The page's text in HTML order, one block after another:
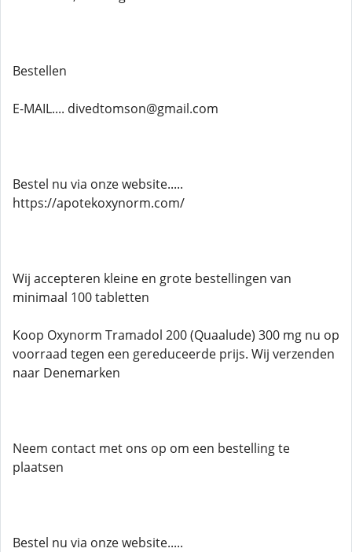
Bestellen
E-MAIL.... divedtomson@gmail.com
Bestel nu via onze website.....
https://apotekoxynorm.com/
Wij accepteren kleine en grote bestellingen van
minimaal 100 tabletten
Koop Oxynorm Tramadol 200 (Quaalude) 300 mg nu op
voorraad tegen een gereduceerde prijs. Wij verzenden
naar Denemarken
Neem contact met ons op om een ​​bestelling te
plaatsen
Bestel nu via onze website.....